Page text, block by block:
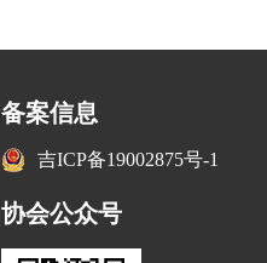
备案信息
吉ICP备19002875号-1
协会公众号